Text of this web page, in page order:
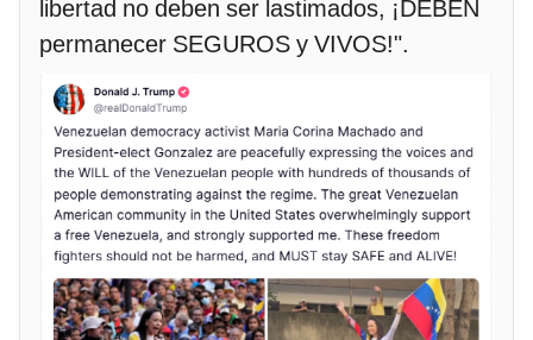
libertad no deben ser lastimados, ¡DEBEN
permanecer SEGUROS y VIVOS!".